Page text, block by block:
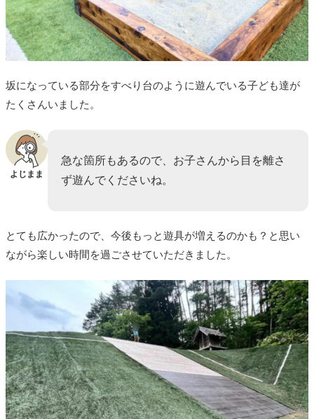
坂になっている部分をすべり台のように遊んでいる子ども達が
たくさんいました。
よじまま
急な箇所もあるので、お子さんから目を離さ
ず遊んでくださいね。
とても広かったので、今後もっと遊具が増えるのかも？と思い
ながら楽しい時間を過ごさせていただきました。